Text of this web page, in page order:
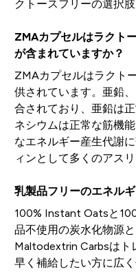
クトースフリーの選択肢
ZMAカプセルはラクト
が含まれていますか？
ZMAカプセルはラクト
供されています。亜鉛
合されており、亜鉛は
ネシウムは正常な筋機
なエネルギー産生代謝
ィンとして多くのアス
乳製品フリーのエネル
100% Instant Oatsと
品不使用の炭水化物源
Maltodextrin Carbsはト
早く補給したい方に広